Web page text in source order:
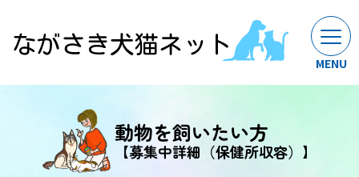
動物を飼いたい方
【募集中詳細（保健所収容）】